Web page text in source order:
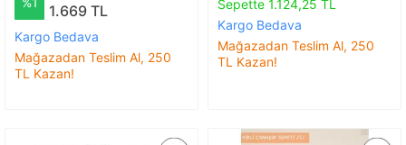
1.669 TL
Kargo Bedava
Mağazadan Teslim Al, 250
TL Kazan!
Sepette 1.124,25 TL
Kargo Bedava
Mağazadan Teslim Al, 250
TL Kazan!